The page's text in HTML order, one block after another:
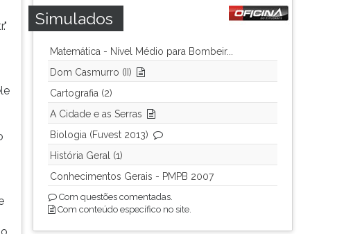
Simulados
Matemática - Nível Médio para Bombeir...
Dom Casmurro (II)
Cartografia (2)
A Cidade e as Serras
Biologia (Fuvest 2013)
História Geral (1)
Conhecimentos Gerais - PMPB 2007
Com questões comentadas.
Com conteúdo específico no site.